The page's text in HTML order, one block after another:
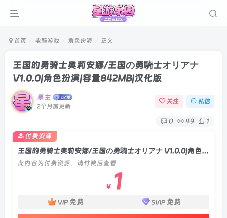
首页 电脑游戏 角色扮演 正文
王国的勇骑士奥莉安娜/王国の勇騎士オリアナ
V1.0.0|角色扮演|容量842MB|汉化版
星主
2个月前更新
关注 私信
0 49 1
王国的勇骑士奥莉安娜/王国の勇騎士オリアナ V1.0.0|角色扮演|容量842MB|汉化版
此内容为付费资源，请付费后查看
￥ 1
VIP 免费 SVIP 免费
付费资源